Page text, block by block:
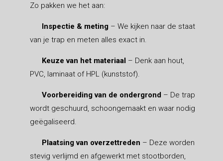
Zo pakken we het aan:
Inspectie & meting– We kijken naar de staat
van je trap en meten alles exact in.
Keuze van het materiaal– Denk aan hout,
PVC, laminaat of HPL (kunststof).
Voorbereiding van de ondergrond– De trap
wordt geschuurd, schoongemaakt en waar nodig
geëgaliseerd.
Plaatsing van overzettreden – Deze worden
stevig verlijmd en afgewerkt met stootborden,